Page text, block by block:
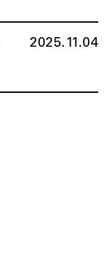
2025.11.04